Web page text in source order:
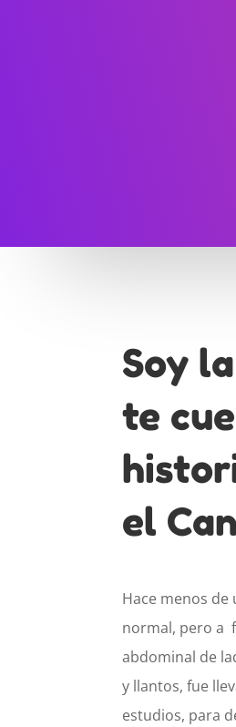
Soy
te
el
Hace menos
normal, pero a
abdominal de
y llantos, fue
estudios, para